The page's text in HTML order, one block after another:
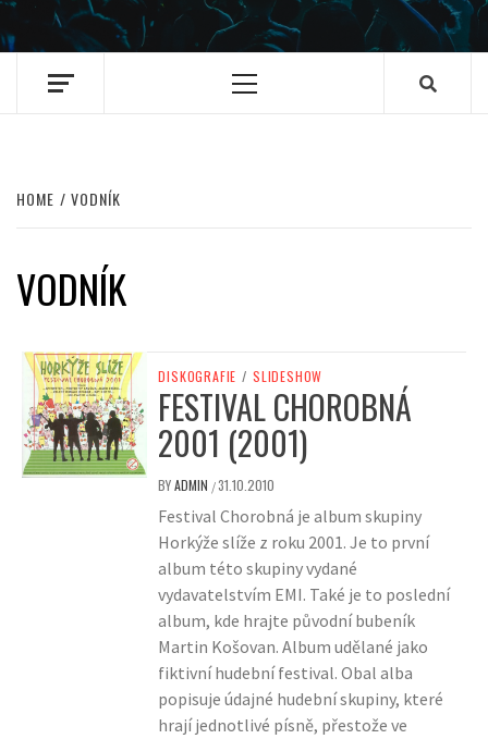
Primary
HOME VODNÍK
VODNÍK
DISKOGRAFIE / SLIDESHOW
FESTIVAL CHOROBNÁ
2001 (2001)
BYADMIN /31.10.2010
Festival Chorobná je album skupiny
Horkýže slíže z roku 2001. Je to první
album této skupiny vydané
vydavatelstvím EMI. Také je to poslední
album, kde hrajte původní bubeník
Martin Košovan. Album udělané jako
fiktivní hudební festival. Obal alba
popisuje údajné hudební skupiny, které
hrají jednotlivé písně, přestože ve